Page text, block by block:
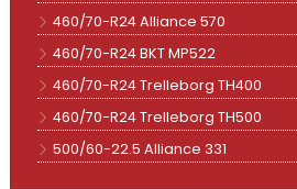
460/70-R24 Alliance 570
460/70-R24 BKT MP522
460/70-R24 Trelleborg TH400
460/70-R24 Trelleborg TH500
500/60-22.5 Alliance 331